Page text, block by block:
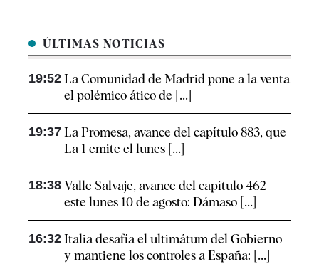
ÚLTIMAS NOTICIAS
19:52 La Comunidad de Madrid pone a la venta
el polémico ático de [...]
19:37 La Promesa, avance del capítulo 883, que
La 1 emite el lunes [...]
18:38 Valle Salvaje, avance del capítulo 462
este lunes 10 de agosto: Dámaso [...]
16:32 Italia desafía el ultimátum del Gobierno
y mantiene los controles a España: [...]